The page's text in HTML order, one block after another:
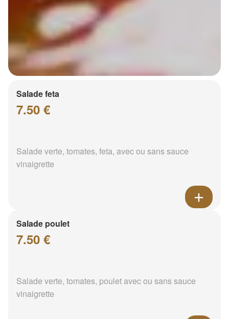
Salade feta
7.50 €
Salade verte, tomates, feta, avec ou sans sauce
vinaigrette
Salade poulet
7.50 €
Salade verte, tomates, poulet avec ou sans sauce
vinaigrette